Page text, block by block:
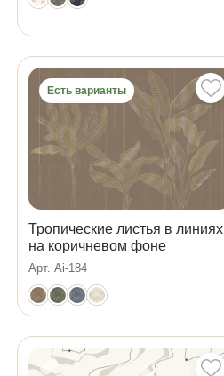
Есть варианты
Тропические листья в линиях
на коричневом фоне
Арт. Ai-184